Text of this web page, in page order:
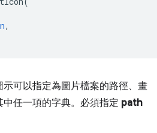
,
可以指定為圖片檔案的路徑、畫
任一項的字典。必須指定 path